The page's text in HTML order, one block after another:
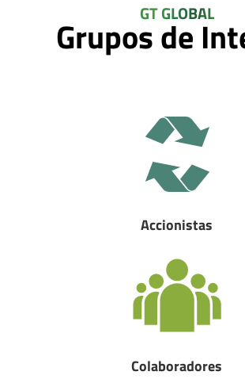
GT GLOBAL
Grupos de
Accionistas
Colaboradores